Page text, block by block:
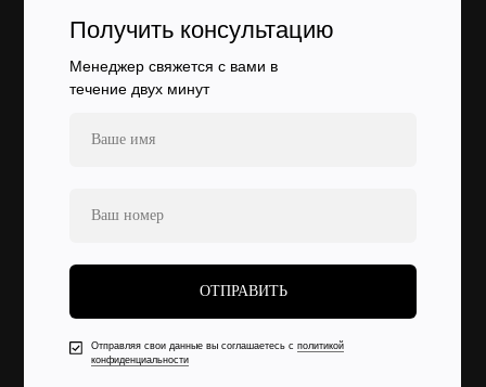
ОТПРАВИТЬ
Получить консультацию
Менеджер свяжется с вами в
течение двух минут
Отправляя свои данные вы соглашаетесь с политикой
конфиденциальности